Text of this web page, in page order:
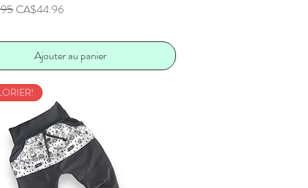
Prix promotionnel
CA$44.96
Ajouter au panier